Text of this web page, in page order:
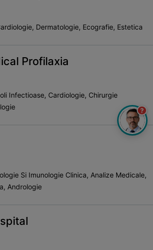
Dermatologie, Ecografie, Estetica
Profilaxia
Infectioase, Cardiologie, Chirurgie
Si Imunologie Clinica, Analize Medicale,
Andrologie
?